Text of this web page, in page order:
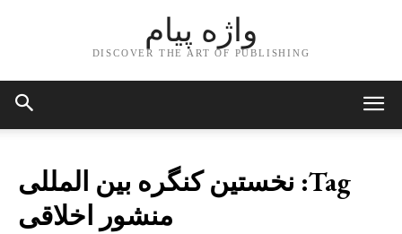
واژه پیام
DISCOVER THE ART OF PUBLISHING
Tag: نخستین کنگره بین المللی
منشور اخلاقی